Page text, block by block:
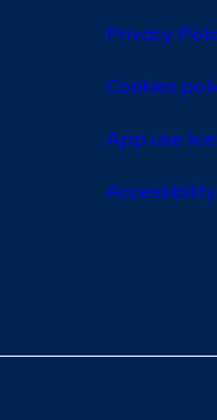
Privacy
Cookies
App use